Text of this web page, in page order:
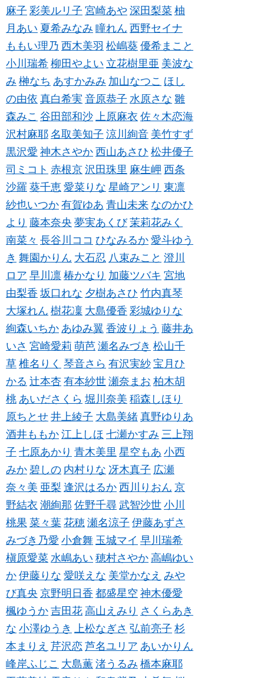
麻子 彩美ルリ子 宮崎あや 深田梨菜 柚
月あい 夏希みなみ 瞳れん 西野セイナ
ももい理乃 西木美羽 松嶋葵 優希まこと
小川瑞希 柳田やよい 立花樹里亜 美波な
み 榊なち あすかみみ 加山なつこ ほし
の由依 真白希実 音原恭子 水原さな 雛
森みこ 谷田部和沙 上原麻衣 佐々木恋海
沢村麻耶 名取美知子 涼川絢音 美竹すず
黒沢愛 神木さやか 西山あさひ 松井優子
司ミコト 赤根京 沢田珠里 麻生岬 西条
沙羅 葵千恵 愛菜りな 星崎アンリ 東凛
紗也いつか 有賀ゆあ 青山未来 なのかひ
より 藤本奈央 夢実あくび 茉莉花みく
南菜々 長谷川ココ ひなみるか 愛斗ゆう
き 舞園かりん 大石忍 八束みこと 澄川
ロア 早川凛 椿かなり 加藤ツバキ 宮地
由梨香 坂口れな 夕樹あさひ 竹内真琴
大塚れん 樹花凜 大島優香 彩城ゆりな
絢森いちか あゆみ翼 香波りょう 藤井あ
いさ 宮崎愛莉 萌芭 瀬名みづき 松山千
草 椎名りく 琴音さら 有沢実紗 宝月ひ
かる 辻本杏 有本紗世 瀬奈まお 柏木胡
桃 あいださくら 堀川奈美 稲森しほり
原ちとせ 井上綾子 大島美緒 真野ゆりあ
酒井ももか 江上しほ 七瀬かすみ 三上翔
子 七原あかり 青木美里 星空もあ 小西
みか 碧しの 内村りな 冴木真子 広瀬
奈々美 亜梨 逢沢はるか 西川りおん 京
野結衣 潮絢那 佐野千尋 武智沙世 小川
桃果 菜々葉 花穂 瀬名涼子 伊藤あずさ
みづき乃愛 小倉舞 玉城マイ 早川瑞希
槇原愛菜 水嶋あい 穂村さやか 高嶋ゆい
か 伊藤りな 愛咲えな 美堂かなえ みや
び真央 京野明日香 都盛星空 神木優愛
楓ゆうか 吉田花 高山えみり さくらあき
な 小澤ゆうき 上松なぎさ 弘前亮子 杉
本まりえ 芹沢恋 芦名ユリア あいかりん
峰岸ふじこ 大島薫 渚うるみ 橋本麻耶